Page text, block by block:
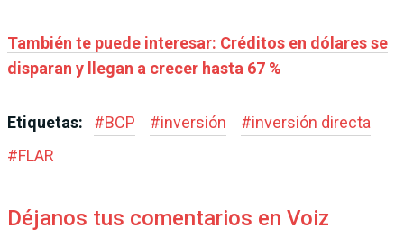
También te puede interesar: Créditos en dólares se
disparan y llegan a crecer hasta 67 %
Etiquetas: #BCP #inversión #inversión directa
#FLAR
Déjanos tus comentarios en Voiz